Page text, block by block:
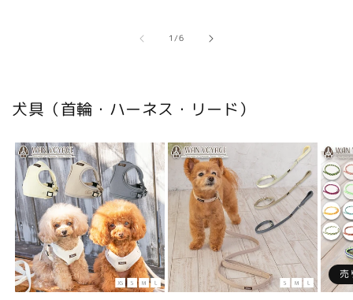
1/の
6
犬具（首輪・ハーネス・リード）
売